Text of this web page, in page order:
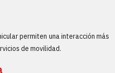
permiten una interacción más
de movilidad.